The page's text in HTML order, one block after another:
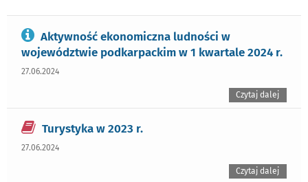
Aktywność ekonomiczna ludności w
województwie podkarpackim w 1 kwartale 2024 r.
27.06.2024
Czytaj dalej
Turystyka w 2023 r.
27.06.2024
Czytaj dalej